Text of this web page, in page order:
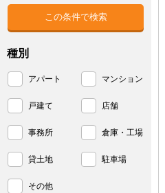
種別
アパート マンション
戸建て 店舗
事務所 倉庫・工場
貸土地 駐車場
その他